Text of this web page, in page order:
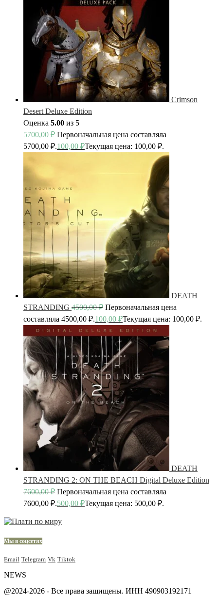
Crimson
Desert Deluxe Edition
Оценка 5.00 из 5
5700,00₽ Первоначальная цена составляла
5700,00 ₽.100,00 ₽Текущая цена: 100,00 ₽.
DEATH
STRANDING 4500,00₽ Первоначальная цена
составляла 4500,00 ₽.100,00 ₽Текущая цена: 100,00 ₽.
DEATH
STRANDING 2: ON THE BEACH Digital Deluxe Edition
7600,00₽ Первоначальная цена составляла
7600,00 ₽.500,00 ₽Текущая цена: 500,00 ₽.
Мы в соцсетях
Email Telegram Vk Tiktok
NEWS
@2024-2026 - Все права защищены. ИНН 490903192171